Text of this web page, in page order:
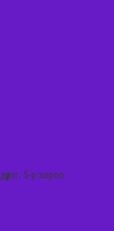
5-р хороо